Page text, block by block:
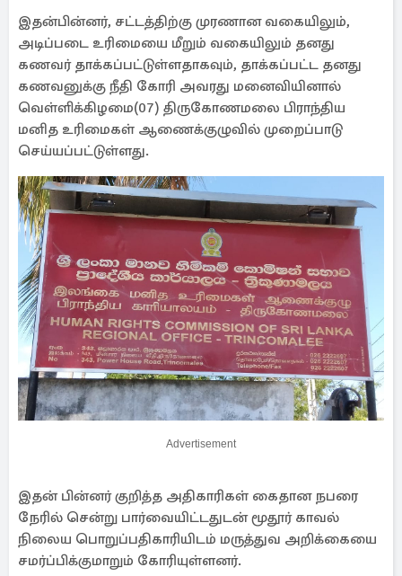
இதன்பின்னர், சட்டத்திற்கு முரணான வகையிலும்,
அடிப்படை உரிமையை மீறும் வகையிலும் தனது
கணவர் தாக்கப்பட்டுள்ளதாகவும், தாக்கப்பட்ட தனது
கணவனுக்கு நீதி கோரி அவரது மனைவியினால்
வெள்ளிக்கிழமை(07) திருகோணமலை பிராந்திய
மனித உரிமைகள் ஆணைக்குழுவில் முறைப்பாடு
செய்யப்பட்டுள்ளது.
Advertisement
இதன் பின்னர் குறித்த அதிகாரிகள் கைதான நபரை
நேரில் சென்று பார்வையிட்டதுடன் மூதூர் காவல்
நிலைய பொறுப்பதிகாரியிடம் மருத்துவ அறிக்கையை
சமர்ப்பிக்குமாறும் கோரியுள்ளனர்.